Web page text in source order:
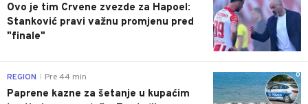
Ovo je tim Crvene zvezde za Hapoel:
Stanković pravi važnu promjenu pred
"finale"
REGION Pre 44 min
Paprene kazne za šetanje u kupaćim
0